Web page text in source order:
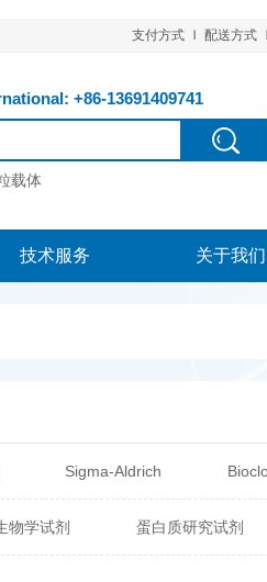
支付方式 配送方式
+86-13691409741
载体
技术服务 关于我们
Sigma-Aldrich
创聚生物® (Nebulabio)
物学试剂 蛋白质研究试剂